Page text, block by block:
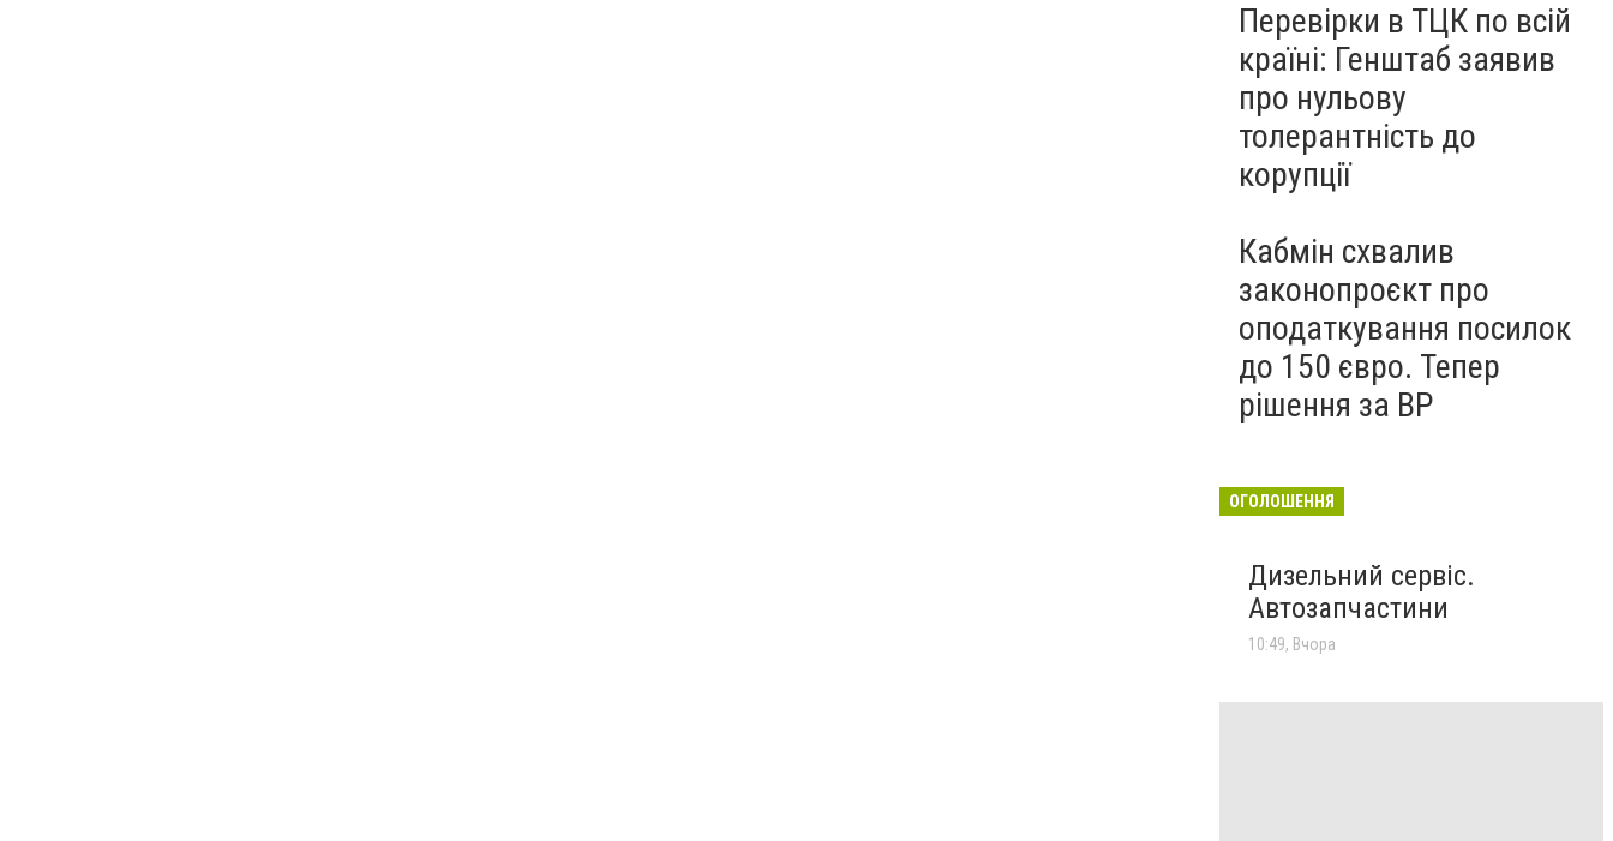
Перевірки в ТЦК по всій
країні: Генштаб заявив
про нульову
толерантність до
корупції
Кабмін схвалив
законопроєкт про
оподаткування посилок
до 150 євро. Тепер
рішення за ВР
ОГОЛОШЕННЯ
Дизельний сервіс.
Автозапчастини
10:49, Вчора